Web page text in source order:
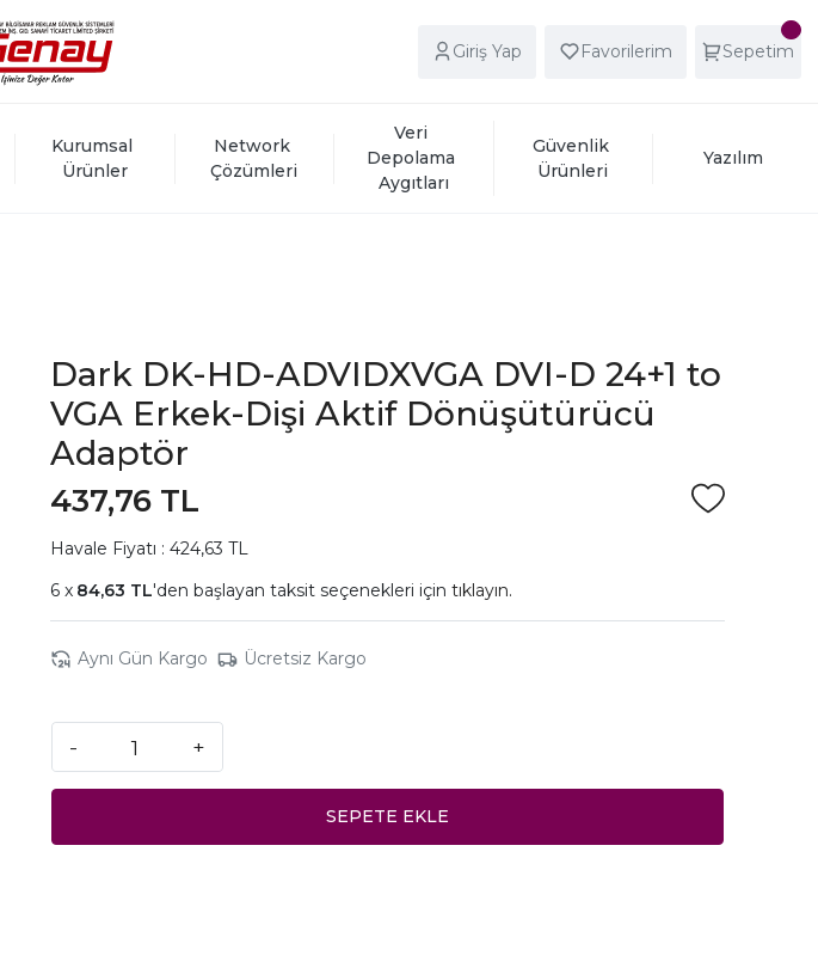
Giriş Yap Favorilerim Sepetim
Kurumsal
Ürünler
Network
Çözümleri
Veri
Depolama
Aygıtları
Güvenlik
Ürünleri
Yazılım
Dark DK-HD-ADVIDXVGA DVI-D 24+1 to
VGA Erkek-Dişi Aktif Dönüşütürücü
Adaptör
437,76 TL
Havale Fiyatı : 424,63 TL
84,63 TL'den başlayan taksit seçenekleri için tıklayın.
Aynı Gün Kargo Ücretsiz Kargo
- +
SEPETE EKLE